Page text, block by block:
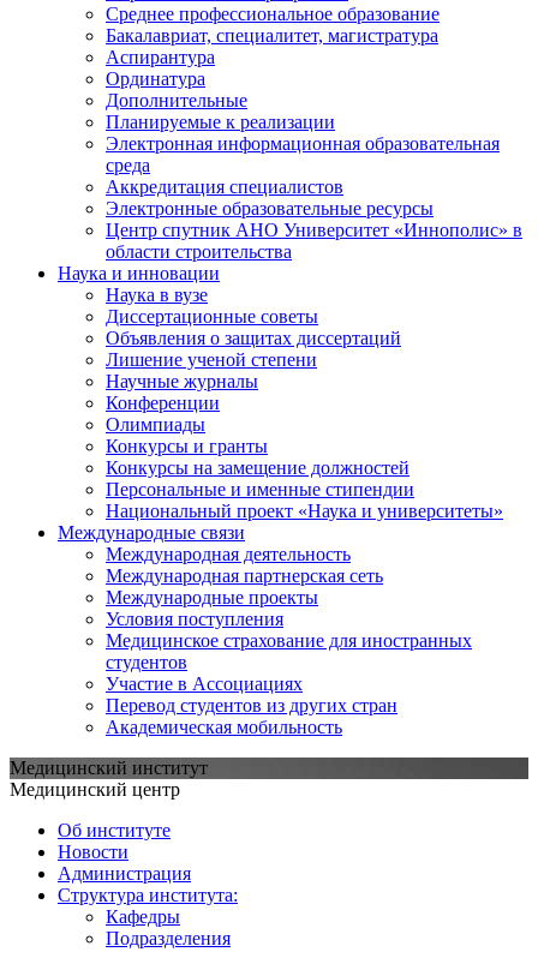
Среднее профессиональное образование
Бакалавриат, специалитет, магистратура
Аспирантура
Ординатура
Дополнительные
Планируемые к реализации
Электронная информационная образовательная
среда
Аккредитация специалистов
Электронные образовательные ресурсы
Центр спутник АНО Университет «Иннополис» в
области строительства
Наука и инновации
Наука в вузе
Диссертационные советы
Объявления о защитах диссертаций
Лишение ученой степени
Научные журналы
Конференции
Олимпиады
Конкурсы и гранты
Конкурсы на замещение должностей
Персональные и именные стипендии
Национальный проект «Наука и университеты»
Международные связи
Международная деятельность
Международная партнерская сеть
Международные проекты
Условия поступления
Медицинское страхование для иностранных
студентов
Участие в Ассоциациях
Перевод студентов из других стран
Академическая мобильность
Медицинский институт
Медицинский центр
Об институте
Новости
Администрация
Структура института:
Кафедры
Подразделения